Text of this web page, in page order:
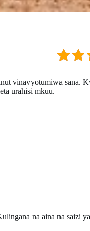
vinavyotumiwa sana.
urahisi mkuu.
na aina na saizi